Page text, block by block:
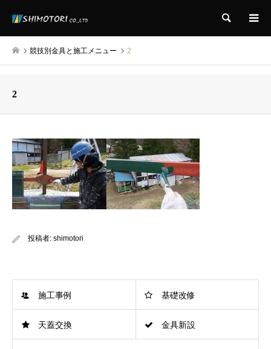
検索
競技別金具と施工メニュー 2
2
投稿者: shimotori
施工事例 基礎改修
天蓋交換 金具新設